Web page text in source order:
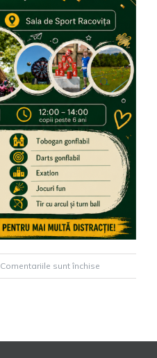
Comentariile sunt închise
Festivalul